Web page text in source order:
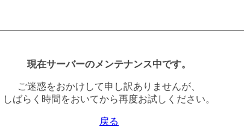
現在サーバーのメンテナンス中です。
ご迷惑をおかけして申し訳ありませんが、
しばらく時間をおいてから再度お試しください。
戻る